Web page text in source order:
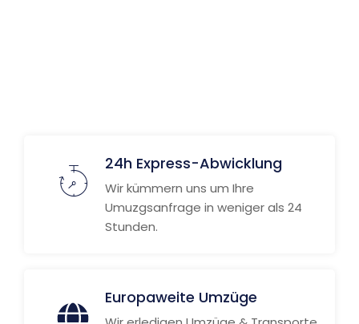
24h Express-Abwicklung
Wir kümmern uns um Ihre
Umuzgsanfrage in weniger als 24
Stunden.
Europaweite Umzüge